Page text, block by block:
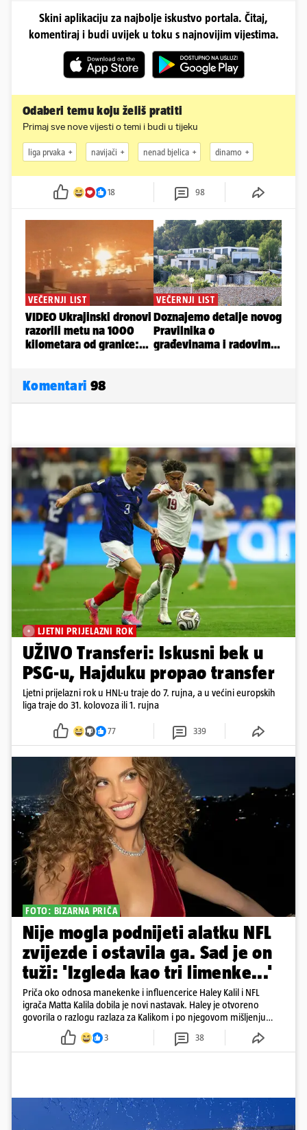
Skini aplikaciju za najbolje iskustvo portala. Čitaj,
komentiraj i budi uvijek u toku s najnovijim vijestima.
Odaberi temu koju želiš pratiti
Primaj sve nove vijesti o temi i budi u tijeku
liga prvaka navijači nenad bjelica dinamo
18 98
Komentari 98
LJETNI PRIJELAZNI ROK
UŽIVO Transferi: Iskusni bek u
PSG-u, Hajduku propao transfer
Ljetni prijelazni rok u HNL-u traje do 7. rujna, a u većini europskih
liga traje do 31. kolovoza ili 1. rujna
77 339
FOTO: BIZARNA PRIČA
Nije mogla podnijeti alatku NFL
zvijezde i ostavila ga. Sad je on
tuži: 'Izgleda kao tri limenke...'
Priča oko odnosa manekenke i influencerice Haley Kalil i NFL
igrača Matta Kalila dobila je novi nastavak. Haley je otvoreno
govorila o razlogu razlaza za Kalikom i po njegovom mišljenju
prešla granicu dobrog ukusa
3 38